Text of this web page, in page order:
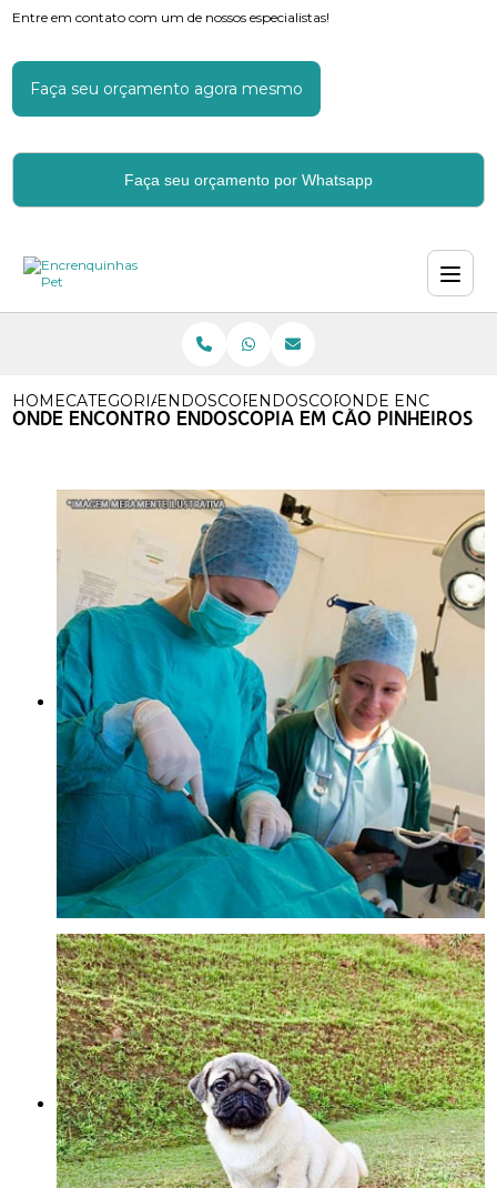
Entre em contato com um de nossos especialistas!
Faça seu orçamento agora mesmo
Faça seu orçamento por Whatsapp
HOMECATEGORIASENDOSCOPIA PARA CACHORROS
ENDOSCOPIA EM CAO
ONDE
ONDE ENCONTRO ENDOSCOPIA EM CÃO PINHEIROS